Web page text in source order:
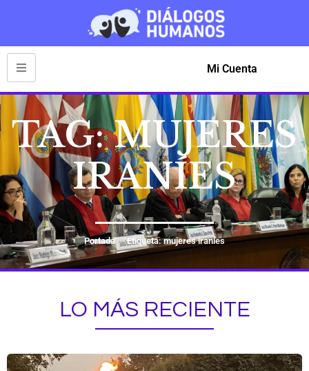
Mi Cuenta
TAG: MUJERES
IRANÍES
Portada Etiqueta: mujeres iraníes
LO MÁS RECIENTE